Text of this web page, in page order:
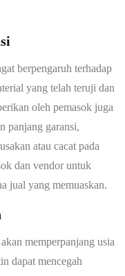
berpengaruh terhadap
yang telah teruji dan
oleh pemasok juga
panjang garansi,
atau cacat pada
dan vendor untuk
jual yang memuaskan.
memperpanjang usia
dapat mencegah